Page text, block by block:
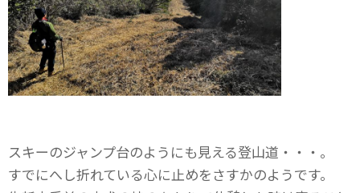
スキーのジャンプ台のようにも見える登山道・・・。
すでにへし折れている心に止めをさすかのようです。